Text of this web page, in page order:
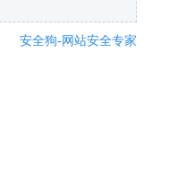
安全狗-网站安全专家